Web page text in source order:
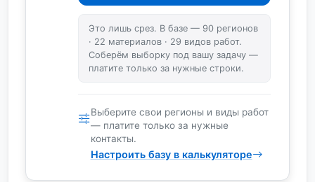
Это лишь срез. В базе — 90 регионов
· 22 материалов · 29 видов работ.
Соберём выборку под вашу задачу —
платите только за нужные строки.
Выберите свои регионы и виды работ
— платите только за нужные
контакты.
Настроить базу в калькуляторе